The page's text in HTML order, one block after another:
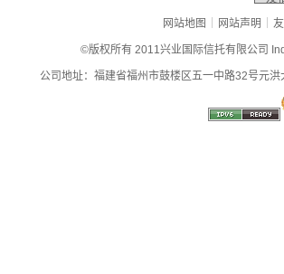
网站地图 | 网站声明 |
©版权所有 2011兴业国际信托有限公司
公司地址：福建省福州市鼓楼区五一中路32号元